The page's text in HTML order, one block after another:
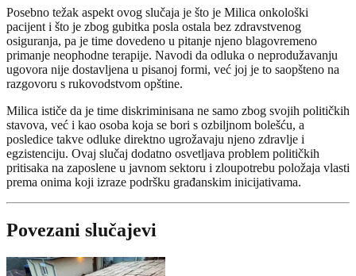
Posebno težak aspekt ovog slučaja je što je Milica onkološki
pacijent i što je zbog gubitka posla ostala bez zdravstvenog
osiguranja, pa je time dovedeno u pitanje njeno blagovremeno
primanje neophodne terapije. Navodi da odluka o neprodužavanju
ugovora nije dostavljena u pisanoj formi, već joj je to saopšteno na
razgovoru s rukovodstvom opštine.
Milica ističe da je time diskriminisana ne samo zbog svojih političkih
stavova, već i kao osoba koja se bori s ozbiljnom bolešću, a
posledice takve odluke direktno ugrožavaju njeno zdravlje i
egzistenciju. Ovaj slučaj dodatno osvetljava problem političkih
pritisaka na zaposlene u javnom sektoru i zloupotrebu položaja vlasti
prema onima koji izraze podršku građanskim inicijativama.
Povezani slučajevi